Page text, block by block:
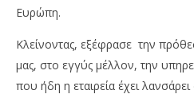
Ευρώπη.
Κλείνοντας, εξέφρασε την
μας, στο εγγύς μέλλον, την
που ήδη η εταιρεία έχει